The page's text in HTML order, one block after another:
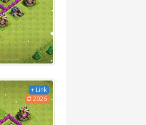
+ Link
2026